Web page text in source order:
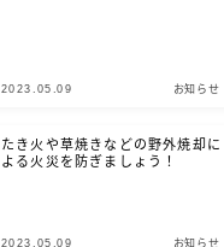
2023.05.09 お知らせ
たき火や草焼きなどの野外焼却に
よる火災を防ぎましょう！
2023.05.09 お知らせ